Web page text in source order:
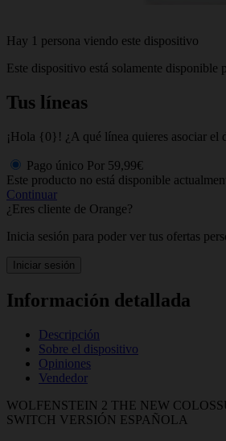
Hay 1 persona viendo este dispositivo
Este dispositivo está solamente disponible
Tus líneas
¡Hola {0}! ¿A qué línea quieres asociar el
Pago único Por 59,99€
Este producto no está disponible
Continuar
¿Eres cliente de Orange?
Inicia sesión para poder ver tus ofertas
Iniciar sesión
Información detallada
Descripción
Sobre el dispositivo
Opiniones
Vendedor
WOLFENSTEIN 2 THE NEW
SWITCH VERSIÓN ESPAÑOLA